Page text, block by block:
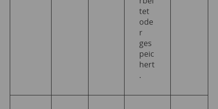
tet
ode
r
ges
peic
hert
.